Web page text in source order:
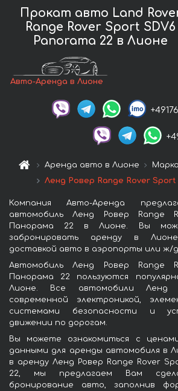
Прокат авто Land
Range Rover Sport SDV6
Panorama 22 в Лионе
Авто-Аренда в Лионе
Аренда авто в Лионе
Ленд Ровер Range Rover
Компания Авто-Аренда
автомобиль Ленд Ровер Range
Панорама 22 в Лионе. Вы
забронировать аренду в
доставкой авто в аэропорты или ж/д
Автомобиль Ленд Ровер Range
Панорама 22 пользуются
Лионе. Все автомобили Ленд
современной электроникой,
системами безопасности и
движении по дорогам.
Вы можете ознакомиться с
данными для аренды автомобиля в
в аренду Ленд Ровер Range Rover
22, мы предлагаем Вам
бронирование авто, заполнив